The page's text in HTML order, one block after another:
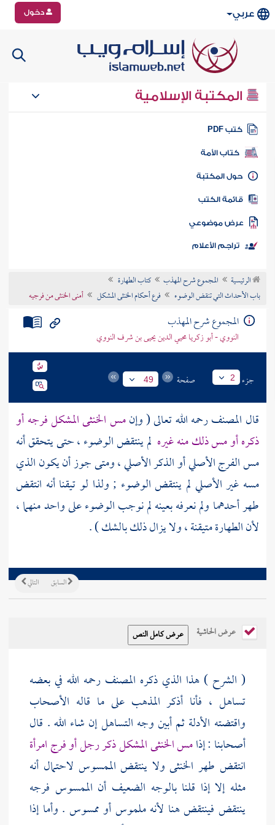
عربي دخول
المكتبة الإسلامية
كتب PDF
كتاب الأمة
المكتبة
الكتب
موضوعي
تراجم الأعلام
الرئيسية المجموع شرح المهذب
كتاب الطهارة
باب الأحداث التي تنقض الوضوء
فرع أحكام الخنثى المشكل أمنى الخنثى من فرجيه
المجموع شرح المهذب
النووي - أبو زكريا محيي الدين يحيى بن شرف النووي
جزء 2 صفحة 49
قال المصنفرحمه الله تعالى ( وإنمس الخنثى المشكل فرجه أو
ذكره أو مس ذلك منه غيره لم ينتقض الوضوء ، حتى يتحقق أنه
مس الفرج الأصلي أو الذكر الأصلي ، ومتى جوز أن يكون الذي
مسه غير الأصلي لم ينتقض الوضوء ; ولذا لو تيقنا أنه انتقض
طهر أحدهما ولم نعرفه بعينه لم نوجب الوضوء على واحد منهما ،
لأن الطهارة متيقنة ، ولا يزال ذلك بالشك ) .
التالي السابق
عرض الحاشية
( الشرح ) هذا الذي ذكره المصنف رحمه الله في بعضه
تساهل ، فأنا أذكر المذهب على ما قاله الأصحاب
واقتضته الأدلة ثم أبين وجه التساهل إن شاء الله . قال
أصحابنا : إذامس الخنثى المشكل ذكر رجل أو فرج امرأة
انتقض طهر الخنثى ولا ينتقض الممسوس لاحتمال أنه
مثله إلا إذا قلنا بالوجه الضعيف أن الممسوس فرجه
ينتقض فينتقض هنا لأنه ملموس أو ممسوس . وأما إذا